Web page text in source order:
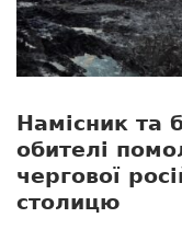
Намісник та
обителі
чергової
столицю